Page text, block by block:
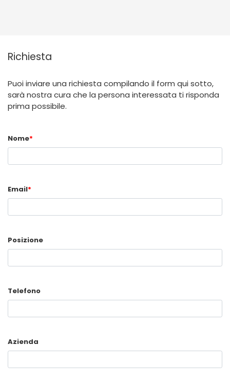
Richiesta
Puoi inviare una richiesta compilando il form qui sotto,
sarà nostra cura che la persona interessata ti risponda
prima possibile.
Nome*
Email*
Posizione
Telefono
Azienda